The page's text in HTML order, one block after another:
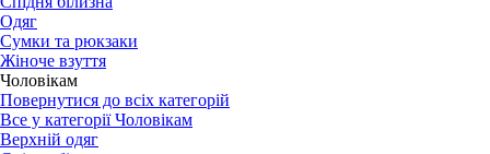
Одяг
Сумки та рюкзаки
Жіноче взуття
Чоловікам
Повернутися до всіх категорій
Все у категорії Чоловікам
Верхній одяг